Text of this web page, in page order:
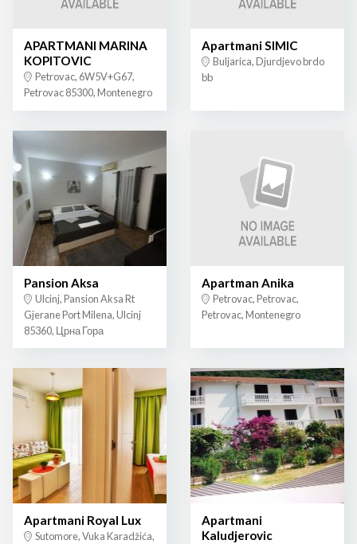
APARTMANI MARINA
KOPITOVIC
Petrovac, 6W5V+G67,
Petrovac 85300, Montenegro
Apartmani SIMIC
Buljarica, Djurdjevo brdo
bb
Pansion Aksa
Ulcinj, Pansion Aksa Rt
Gjerane Port Milena, Ulcinj
85360, Црна Гора
Apartman Anika
Petrovac, Petrovac,
Petrovac, Montenegro
Apartmani Royal Lux
Sutomore, Vuka Karadžića,
Apartmani
Kaludjerovic